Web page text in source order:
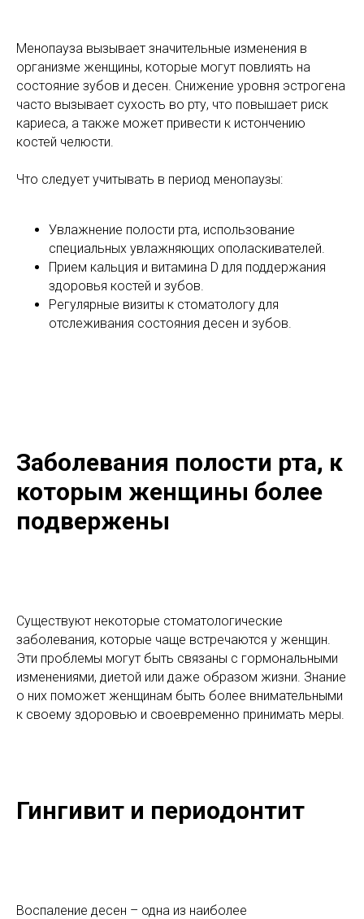
Менопауза вызывает значительные изменения в
организме женщины, которые могут повлиять на
состояние зубов и десен. Снижение уровня эстрогена
часто вызывает сухость во рту, что повышает риск
кариеса, а также может привести к истончению
костей челюсти.
Что следует учитывать в период менопаузы:
Увлажнение полости рта, использование
специальных увлажняющих ополаскивателей.
Прием кальция и витамина D для поддержания
здоровья костей и зубов.
Регулярные визиты к стоматологу для
отслеживания состояния десен и зубов.
Заболевания полости рта, к
которым женщины более
подвержены
Существуют некоторые стоматологические
заболевания, которые чаще встречаются у женщин.
Эти проблемы могут быть связаны с гормональными
изменениями, диетой или даже образом жизни. Знание
о них поможет женщинам быть более внимательными
к своему здоровью и своевременно принимать меры.
Гингивит и периодонтит
Воспаление десен – одна из наиболее